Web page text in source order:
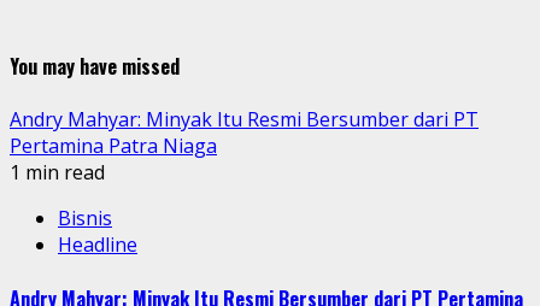
You may have missed
Andry Mahyar: Minyak Itu Resmi Bersumber dari PT
Pertamina Patra Niaga
1 min read
Bisnis
Headline
Andry Mahyar: Minyak Itu Resmi Bersumber dari PT Pertamina